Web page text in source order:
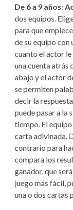
De 6 a 9 años:
dos equipos.
para que
de su equipo con
cuanto el actor
una cuenta atrás
abajo y el actor
se permiten
decir la
puede pasar a la
tiempo. El
carta adivinada.
contrario para
compara los
ganador, que
juego más fácil,
una o dos cartas